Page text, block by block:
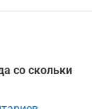
со скольки